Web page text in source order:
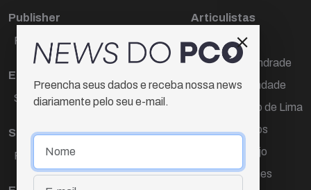
Publisher
Paulo Cesar de Oliveira
Editora Chefe
Sueli Cotta
Sub-editora
Raquel Ayres
Articulistas
Décio Freire
Dr Marcos Andrade
Hamilton Trindade
Igor Carvalho de Lima
Mario Campos
Renata Araújo
Wagner Gomes
Preencha seus dados e receba nossa news
diariamente pelo seu e-mail.